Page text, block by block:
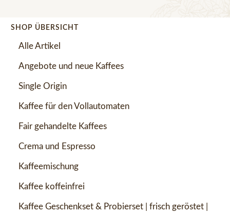
SHOP ÜBERSICHT
Alle Artikel
Angebote und neue Kaffees
Single Origin
Kaffee für den Vollautomaten
Fair gehandelte Kaffees
Crema und Espresso
Kaffeemischung
Kaffee koffeinfrei
Kaffee Geschenkset & Probierset | frisch geröstet |